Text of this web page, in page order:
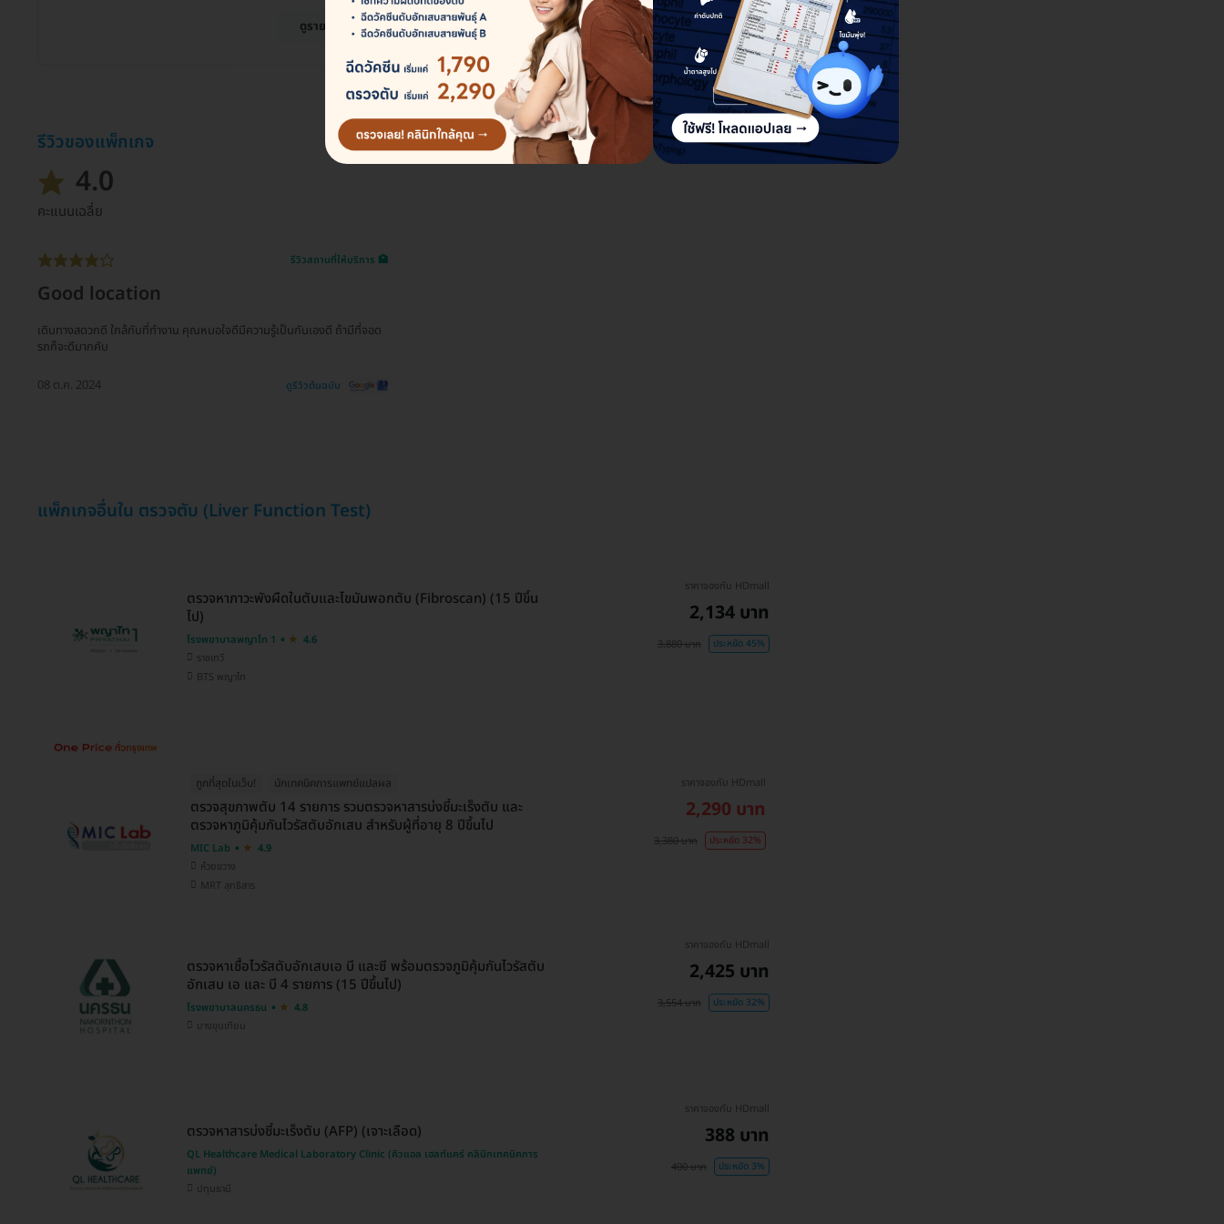
ดูรายละเอียด
รีวิวของแพ็กเกจ
4.0
คะแนนเฉลี่ย
รีวิวสถานที่ให้บริการ 🏥
Good location
เดินทางสดวกดี ใกล้กับที่ทำงาน คุณหมอใจดีมีความรู้เป็นกันเองดี ถ้ามีที่จอด
รถก็จะดีมากคับ
08 ต.ค. 2024 ดูรีวิวต้นฉบับ
แพ็กเกจอื่นใน ตรวจตับ (Liver Function Test)
ตรวจหาภาวะพังผืดในตับและไขมันพอกตับ (Fibroscan) (15 ปีขึ้น
ไป)
โรงพยาบาลพญาไท 1
4.6
ราชเทวี
BTS พญาไท
ราคาจองกับ HDmall
2,134 บาท
3,880 บาท ประหยัด 45%
ถูกที่สุดในเว็บ! นักเทคนิคการแพทย์แปลผล
ตรวจสุขภาพตับ 14 รายการ รวมตรวจหาสารบ่งชี้มะเร็งตับ และ
ตรวจหาภูมิคุ้มกันไวรัสตับอักเสบ สำหรับผู้ที่อายุ 8 ปีขึ้นไป
MIC Lab
4.9
ห้วยขวาง
MRT สุทธิสาร
ราคาจองกับ HDmall
2,290 บาท
3,380 บาท ประหยัด 32%
ตรวจหาเชื้อไวรัสตับอักเสบเอ บี และซี พร้อมตรวจภูมิคุ้มกันไวรัสตับ
อักเสบ เอ และ บี 4 รายการ (15 ปีขึ้นไป)
โรงพยาบาลนครธน
4.8
บางขุนเทียน
ราคาจองกับ HDmall
2,425 บาท
3,554 บาท ประหยัด 32%
ตรวจหาสารบ่งชี้มะเร็งตับ (AFP) (เจาะเลือด)
QL Healthcare Medical Laboratory Clinic (คิวแอล เฮลท์แคร์ คลินิกเทคนิคการ
แพทย์)
ปทุมธานี
ราคาจองกับ HDmall
388 บาท
400 บาท ประหยัด 3%